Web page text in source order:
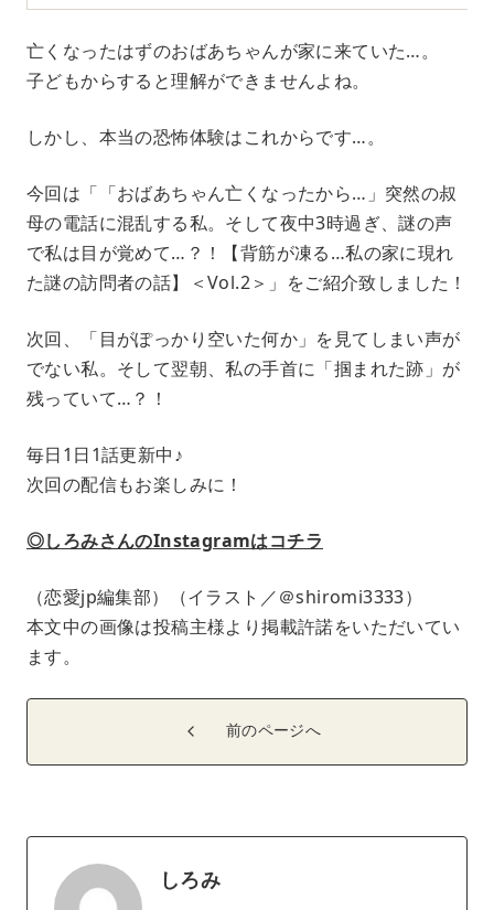
亡くなったはずのおばあちゃんが家に来ていた…。
子どもからすると理解ができませんよね。
しかし、本当の恐怖体験はこれからです…。
今回は「「おばあちゃん亡くなったから…」突然の叔
母の電話に混乱する私。そして夜中3時過ぎ、謎の声
で私は目が覚めて…？！【背筋が凍る…私の家に現れ
た謎の訪問者の話】＜Vol.2＞」をご紹介致しました！
次回、「目がぽっかり空いた何か」を見てしまい声が
でない私。そして翌朝、私の手首に「掴まれた跡」が
残っていて…？！
毎日1日1話更新中♪
次回の配信もお楽しみに！
◎しろみさんのInstagramはコチラ
（恋愛jp編集部）（イラスト／＠shiromi3333）
本文中の画像は投稿主様より掲載許諾をいただいてい
ます。
前のページへ
しろみ